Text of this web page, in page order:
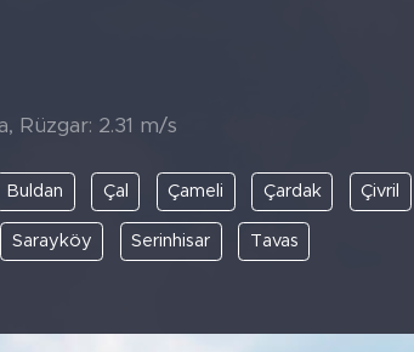
Rüzgar: 2.31 m/s
Buldan Çal Çameli Çardak Çivril
Sarayköy Serinhisar Tavas